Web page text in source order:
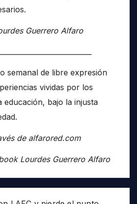
Guerrero Alfaro
semanal de libre expresión
vividas por los
educación, bajo la injusta
de alfarored.com
Lourdes Guerrero Alfaro